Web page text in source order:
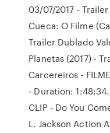
03/07/2017 -
Cueca: O Filme
Trailer Dublado
Planetas (2017) -
Carcereiros -
- Duration:
CLIP - Do You
L. Jackson Action